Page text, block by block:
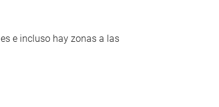
e incluso hay zonas a las